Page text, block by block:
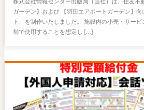
ガーデン】および 【羽田エアポートガーデン】
ト」を制作いたしました。 施設内の小売・サー
舗で使用することを想定し […]